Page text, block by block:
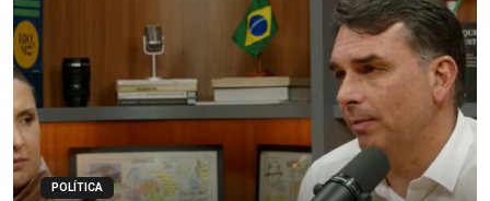
POLÍTICA